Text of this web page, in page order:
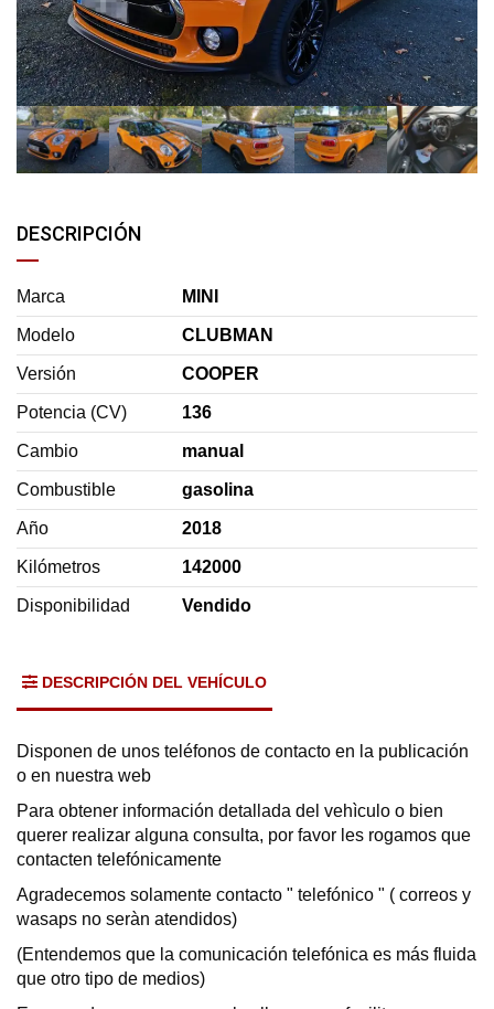
DESCRIPCIÓN
Marca MINI
Modelo CLUBMAN
Versión COOPER
Potencia (CV) 136
Cambio manual
Combustible gasolina
Año 2018
Kilómetros 142000
Disponibilidad Vendido
DESCRIPCIÓN DEL VEHÍCULO
Disponen de unos teléfonos de contacto en la publicación
o en nuestra web
Para obtener información detallada del vehìculo o bien
querer realizar alguna consulta, por favor les rogamos que
contacten telefónicamente
Agradecemos solamente contacto " telefónico " ( correos y
wasaps no seràn atendidos)
(Entendemos que la comunicación telefónica es más fluida
que otro tipo de medios)